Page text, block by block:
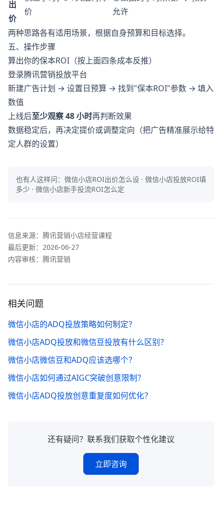
出
价
价
允许
两种思路各有适用场景，根据自身预算和目标选择。
五、操作步骤
算出你的保本ROI（按上面四条成本反推）
登录腾讯营销投放平台
新建广告计划 → 设置日预算 → 找到"保本ROI"参数 → 填入
数值
上线后至少观察 48 小时再判断效果
数据稳定后，再决定提价或调整定向（把广告精准展示给特
定人群的设置）
也有人这样问： 微信小店ROI出价怎么设 · 微信小店投放ROI填
多少 · 微信小店新手投流ROI怎么定
信息来源： 腾讯营销小店经营课程
最后更新： 2026-06-27
内容审核：腾讯营销
相关问题
微信小店的ADQ投放策略如何制定？
微信小店ADQ投放和微信豆投放有什么区别？
微信小店微信豆和ADQ应该选哪个？
微信小店如何通过AIGC突破创意限制？
微信小店ADQ投放创意重复度如何优化？
还有疑问？联系我们获取个性化建议
立即咨询